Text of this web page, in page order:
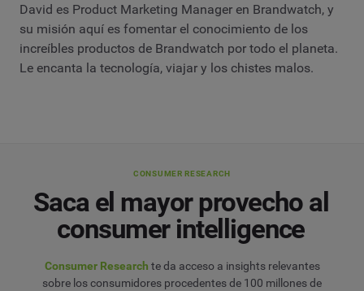
David es Product Marketing Manager en Brandwatch, y
su misión aquí es fomentar el conocimiento de los
increíbles productos de Brandwatch por todo el planeta.
Le encanta la tecnología, viajar y los chistes malos.
CONSUMER RESEARCH
Saca el mayor provecho al
consumer intelligence
Consumer Research te da acceso a insights relevantes
sobre los consumidores procedentes de 100 millones de